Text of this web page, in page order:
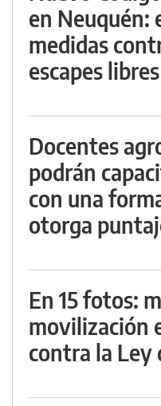
en Neuquén:
medidas
escapes libres
Docentes
podrán
con una
otorga
En 15 fotos:
movilización
contra la Ley